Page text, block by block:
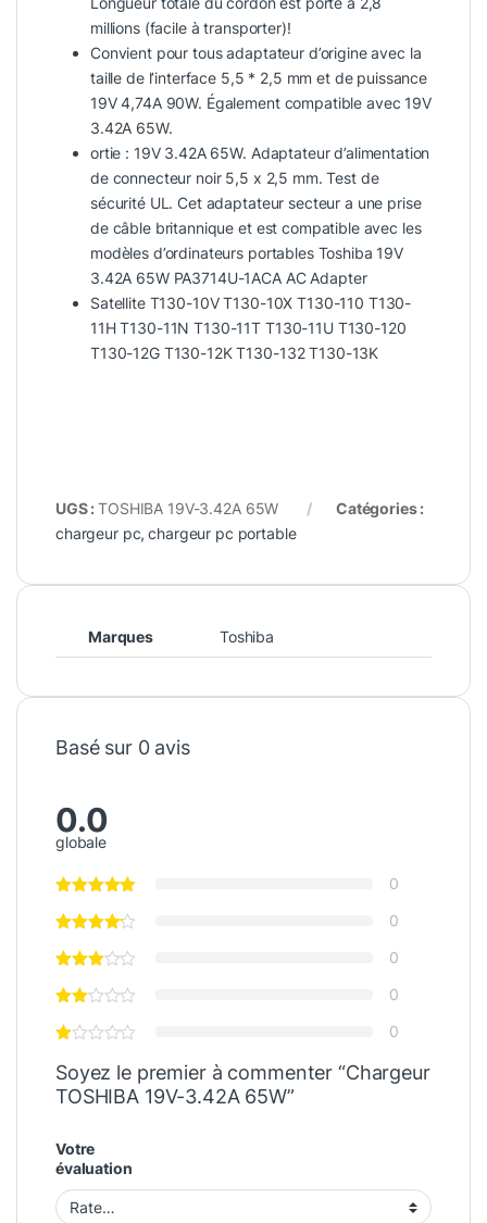
millions (facile à transporter)!
Convient pour tous adaptateur d’origine avec la
taille de l’interface 5,5 * 2,5 mm et de puissance
19V 4,74A 90W. Également compatible avec 19V
3.42A 65W.
ortie : 19V 3.42A 65W. Adaptateur d’alimentation
de connecteur noir 5,5 x 2,5 mm. Test de
sécurité UL. Cet adaptateur secteur a une prise
de câble britannique et est compatible avec les
modèles d’ordinateurs portables Toshiba 19V
3.42A 65W PA3714U-1ACA AC Adapter
Satellite T130-10V T130-10X T130-110 T130-
11H T130-11N T130-11T T130-11U T130-120
T130-12G T130-12K T130-132 T130-13K
UGS :TOSHIBA 19V-3.42A 65W
Catégories :
chargeur pc,chargeur pc portable
Marques Toshiba
Basé sur 0 avis
0.0
globale
0
0
0
0
0
Soyez le premier à commenter “Chargeur
TOSHIBA 19V-3.42A 65W”
Votre
évaluation